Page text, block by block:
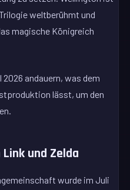
weltberühmt und
magische Königreich
andauern, was dem
lässt, um den
und Zelda
wurde im Juli